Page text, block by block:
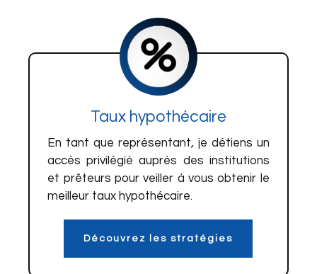
Taux hypothécaire
En tant que représentant, je détiens un
accès privilégié auprès des institutions
et prêteurs pour veiller à vous obtenir le
meilleur taux hypothécaire.
Découvrez les stratégies